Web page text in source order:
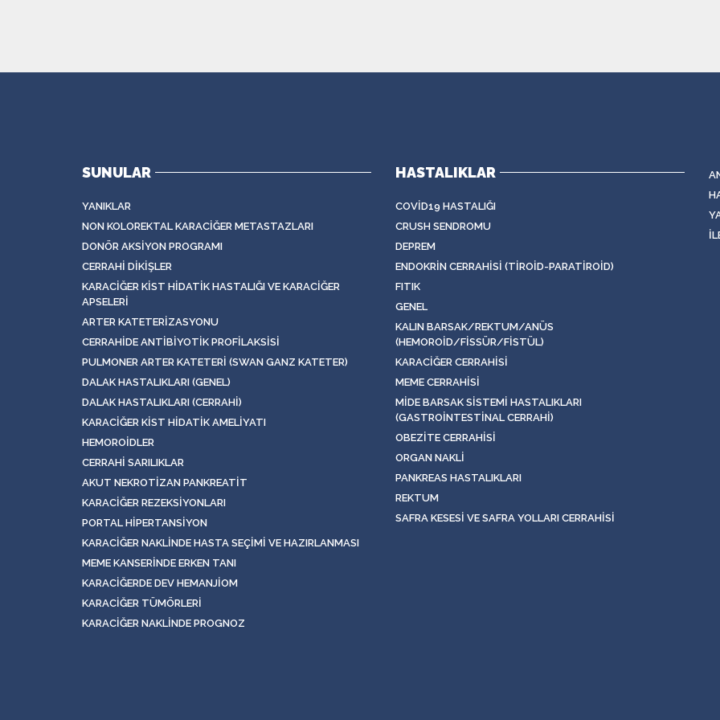
SUNULAR
YANIKLAR
NON KOLOREKTAL KARACIĞER METASTAZLARI
DONÖR AKSIYON PROGRAMI
CERRAHI DIKIŞLER
KARACIĞER KIST HIDATIK HASTALIĞI VE KARACIĞER
APSELERI
ARTER KATETERIZASYONU
CERRAHIDE ANTIBIYOTIK PROFILAKSISI
PULMONER ARTER KATETERI (SWAN GANZ KATETER)
DALAK HASTALIKLARI (GENEL)
DALAK HASTALIKLARI (CERRAHI)
KARACIĞER KIST HIDATIK AMELIYATI
HEMOROIDLER
CERRAHI SARILIKLAR
AKUT NEKROTIZAN PANKREATIT
KARACIĞER REZEKSIYONLARI
PORTAL HIPERTANSIYON
KARACIĞER NAKLINDE HASTA SEÇIMI VE HAZIRLANMASI
MEME KANSERINDE ERKEN TANI
KARACIĞERDE DEV HEMANJIOM
KARACIĞER TÜMÖRLERI
KARACIĞER NAKLINDE PROGNOZ
HASTALIKLAR
COVID19 HASTALIĞI
CRUSH SENDROMU
DEPREM
ENDOKRIN CERRAHISI (TIROID-PARATIROID)
FITIK
GENEL
KALIN BARSAK/REKTUM/ANÜS
(HEMOROID/FISSÜR/FISTÜL)
KARACIĞER CERRAHISI
MEME CERRAHISI
MIDE BARSAK SISTEMI HASTALIKLARI
(GASTROINTESTINAL CERRAHI)
OBEZITE CERRAHISI
ORGAN NAKLI
PANKREAS HASTALIKLARI
REKTUM
SAFRA KESESI VE SAFRA YOLLARI CERRAHISI